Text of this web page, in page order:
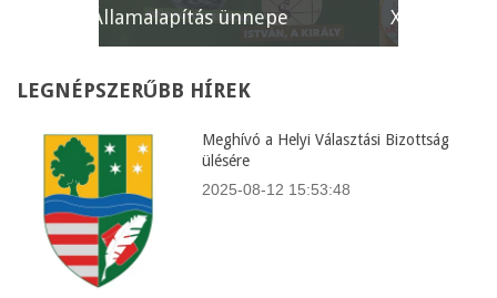
XII. Gyömrői Lecsófesztivál
LEGNÉPSZERŰBB HÍREK
Meghívó a Helyi Választási Bizottság
ülésére
2025-08-12 15:53:48